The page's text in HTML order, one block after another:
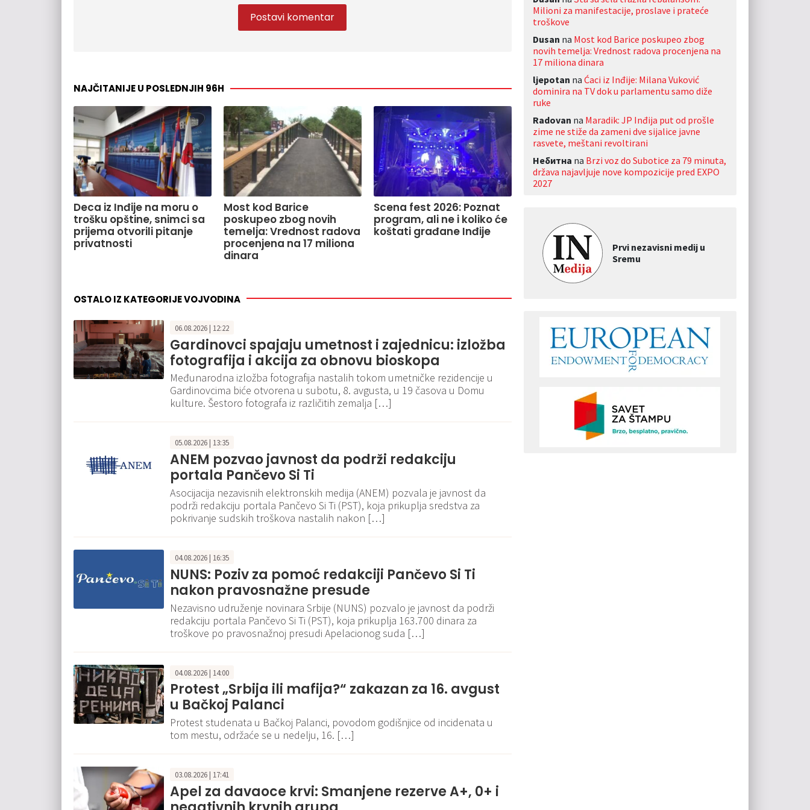
NAJČITANIJE U POSLEDNJIH 96H
Deca iz Inđije na moru o
trošku opštine, snimci sa
prijema otvorili pitanje
privatnosti
Most kod Barice
poskupeo zbog novih
temelja: Vrednost radova
procenjena na 17 miliona
dinara
Scena fest 2026: Poznat
program, ali ne i koliko će
koštati građane Inđije
OSTALO IZ KATEGORIJE VOJVODINA
06.08.2026 | 12:22
Gardinovci spajaju umetnost i zajednicu: izložba
fotografija i akcija za obnovu bioskopa
Međunarodna izložba fotografija nastalih tokom umetničke rezidencije u
Gardinovcima biće otvorena u subotu, 8. avgusta, u 19 časova u Domu
kulture. Šestoro fotografa iz različitih zemalja […]
05.08.2026 | 13:35
ANEM pozvao javnost da podrži redakciju
portala Pančevo Si Ti
Asocijacija nezavisnih elektronskih medija (ANEM) pozvala je javnost da
podrži redakciju portala Pančevo Si Ti (PST), koja prikuplja sredstva za
pokrivanje sudskih troškova nastalih nakon […]
04.08.2026 | 16:35
NUNS: Poziv za pomoć redakciji Pančevo Si Ti
nakon pravosnažne presude
Nezavisno udruženje novinara Srbije (NUNS) pozvalo je javnost da podrži
redakciju portala Pančevo Si Ti (PST), koja prikuplja 163.700 dinara za
troškove po pravosnažnoj presudi Apelacionog suda […]
04.08.2026 | 14:00
Protest „Srbija ili mafija?“ zakazan za 16. avgust
u Bačkoj Palanci
Protest studenata u Bačkoj Palanci, povodom godišnjice od incidenata u
tom mestu, održaće se u nedelju, 16. […]
03.08.2026 | 17:41
Apel za davaoce krvi: Smanjene rezerve A+, 0+ i
Milioni za manifestacije, proslave i prateće
troškove
Dusan na Most kod Barice poskupeo zbog
novih temelja: Vrednost radova procenjena na
17 miliona dinara
ljepotan na Ćaci iz Inđije: Milana Vuković
dominira na TV dok u parlamentu samo diže
ruke
Radovan na Maradik: JP Inđija put od prošle
zime ne stiže da zameni dve sijalice javne
rasvete, meštani revoltirani
Небитна na Brzi voz do Subotice za 79 minuta,
država najavljuje nove kompozicije pred EXPO
2027
Prvi nezavisni medij u
Sremu